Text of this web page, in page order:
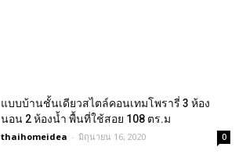
แบบบ้านชั้นเดียวสไตล์คอนเทมโพรารี่ 3 ห้อง
นอน 2 ห้องน้ำ พื้นที่ใช้สอย 108 ตร.ม
thaihomeidea - มิถุนายน 16, 2020 0